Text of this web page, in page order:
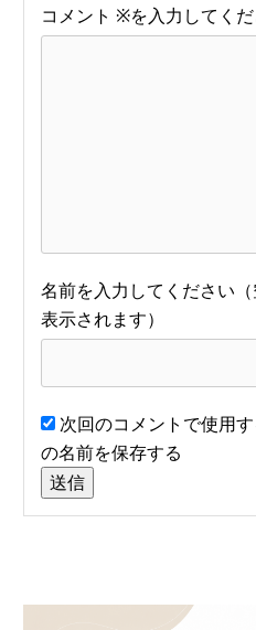
コメント ※
名前
次回のコメントで使用
の名前を保存する